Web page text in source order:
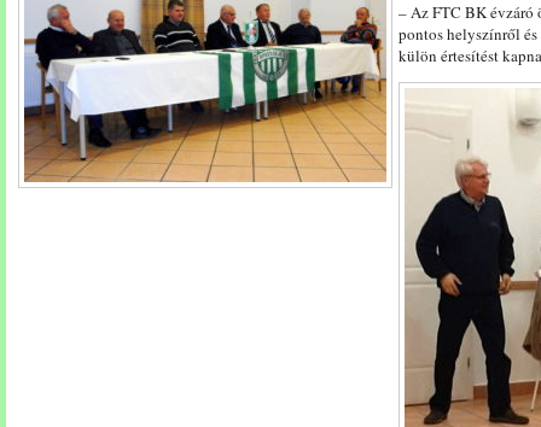
– Az FTC BK évzáró
pontos helyszínről
külön értesítést